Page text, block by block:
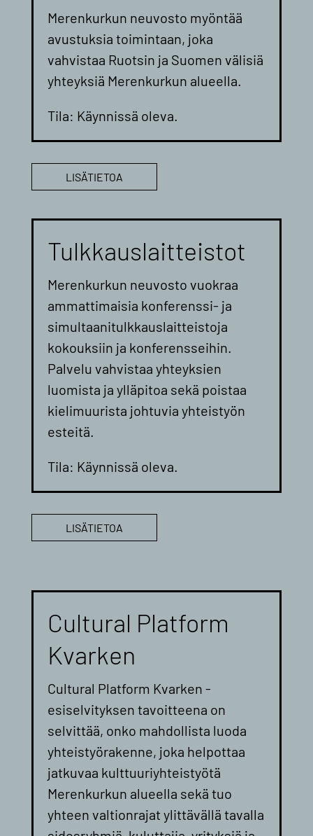
Merenkurkun neuvosto myöntää
avustuksia toimintaan, joka
vahvistaa Ruotsin ja Suomen välisiä
yhteyksiä Merenkurkun alueella.
Tila: Käynnissä oleva.
LISÄTIETOA
Tulkkauslaitteistot
Merenkurkun neuvosto vuokraa
ammattimaisia konferenssi- ja
simultaanitulkkauslaitteistoja
kokouksiin ja konferensseihin.
Palvelu vahvistaa yhteyksien
luomista ja ylläpitoa sekä poistaa
kielimuurista johtuvia yhteistyön
esteitä.
Tila: Käynnissä oleva.
LISÄTIETOA
Cultural Platform
Kvarken
Cultural Platform Kvarken -
esiselvityksen tavoitteena on
selvittää, onko mahdollista luoda
yhteistyörakenne, joka helpottaa
jatkuvaa kulttuuriyhteistyötä
Merenkurkun alueella sekä tuo
yhteen valtionrajat ylittävällä tavalla